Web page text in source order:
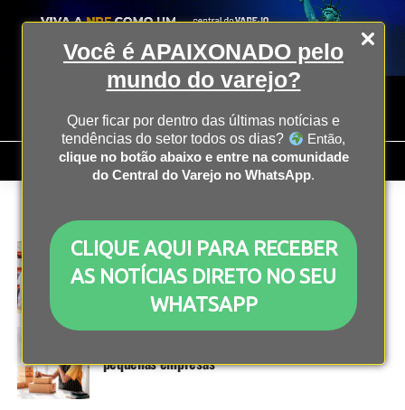
Você é APAIXONADO pelo
mundo do varejo?
Quer ficar por dentro das últimas notícias e
tendências do setor todos os dias?
Então,
clique no botão abaixo e entre na comunidade
do Central do Varejo no WhatsApp.
CLIQUE AQUI PARA RECEBER
AS NOTÍCIAS DIRETO NO SEU
WHATSAPP
All posts tagged "Márcio França"
OPERAÇÃO 2 anos atrás
Renegociação de dívidas pode beneficiar até 8
milhões de empresas
INOVAÇÃO 3 anos atrás
pequenas empresas